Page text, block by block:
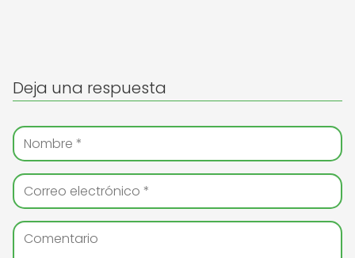
Deja una respuesta